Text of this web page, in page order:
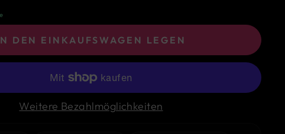
DEN EINKAUFSWAGEN LEGEN
Weitere Bezahlmöglichkeiten